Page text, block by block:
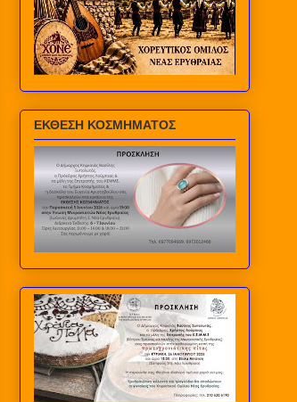
ΕΚΘΕΣΗ ΚΟΣΜΗΜΑΤΟΣ